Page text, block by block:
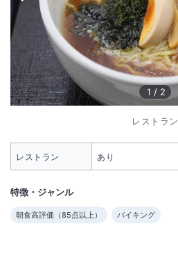
1 / 2
レストラン
レストラン あり
特徴・ジャンル
朝食高評価（85点以上） バイキング